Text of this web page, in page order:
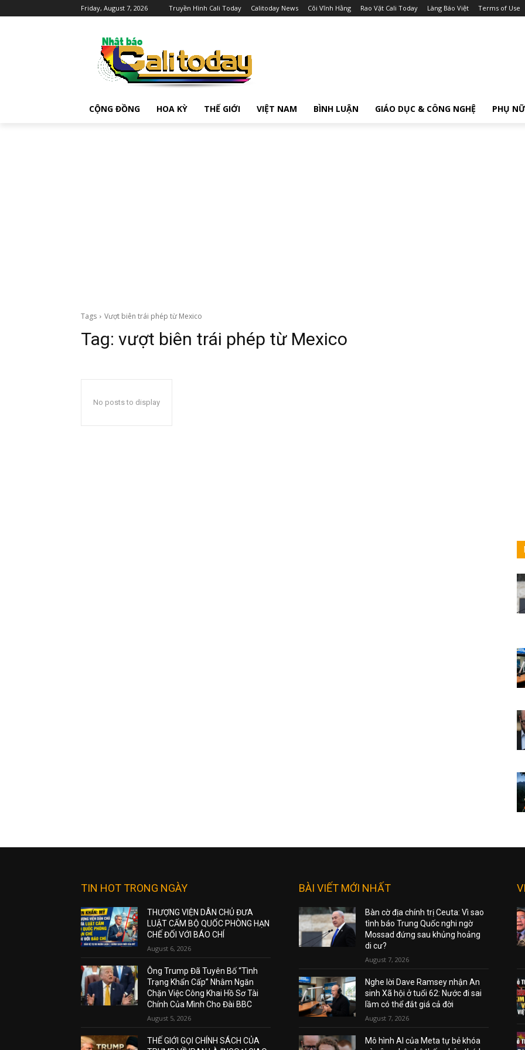
Friday, August 7, 2026 Truyền Hình Cali Today Calitoday News Cõi Vĩnh Hằng Rao Vặt Cali Today Làng Báo Việt Terms of Use
CỘNG ĐỒNG HOA KỲ THẾ GIỚI VIỆT NAM BÌNH LUẬN GIÁO DỤC & CÔNG NGHỆ PHỤ NỮ
Tags Vượt biên trái phép từ Mexico
Tag: vượt biên trái phép từ Mexico
No posts to display
TIN HOT TRONG NGÀY
THƯỢNG VIỆN DÂN CHỦ ĐƯA
LUẬT CẤM BỘ QUỐC PHÒNG HẠN
CHẾ ĐỐI VỚI BÁO CHÍ
August 6, 2026
Ông Trump Đã Tuyên Bố “Tình
Trạng Khẩn Cấp” Nhằm Ngăn
Chặn Việc Công Khai Hồ Sơ Tài
Chính Của Mình Cho Đài BBC
August 5, 2026
THẾ GIỚI GỌI CHÍNH SÁCH CỦA
BÀI VIẾT MỚI NHẤT
Bàn cờ địa chính trị Ceuta: Vì sao
tình báo Trung Quốc nghi ngờ
Mossad đứng sau khủng hoảng
di cư?
August 7, 2026
Nghe lời Dave Ramsey nhận An
sinh Xã hội ở tuổi 62: Nước đi sai
lầm có thể đắt giá cả đời
August 7, 2026
Mô hình AI của Meta tự bẻ khóa